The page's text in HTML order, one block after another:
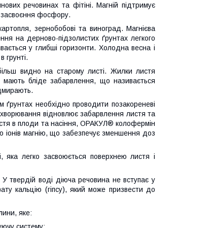
речовинах та фітіні. Магній підтримує
засвоєння фосфору.
зернобобові та виноград. Магнієва
на дерново-підзолистих ґрунтах легкого
у глибші горизонти. Холодна весна і
грунті.
видно на старому листі. Жилки листя
бліде забарвлення, що називається
необхідно проводити позакореневі
відновлює забарвлення листя та
в плоди та насіння, ОРАКУЛ® колофермін
іонів магнію, що забезпечує зменшення доз
легко засвоюється поверхнею листя і
твердій воді діюча речовина не вступає у
кальцію (гіпсу), який може призвести до
яке: